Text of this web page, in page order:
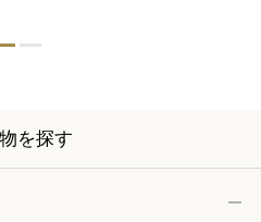
を探す